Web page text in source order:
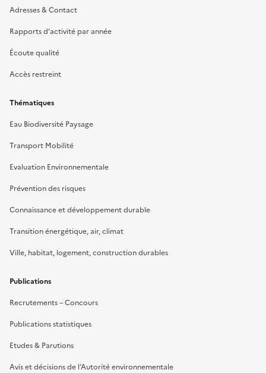
Adresses & Contact
Rapports d’activité par année
Écoute qualité
Accès restreint
Thématiques
Eau Biodiversité Paysage
Transport Mobilité
Evaluation Environnementale
Prévention des risques
Connaissance et développement durable
Transition énergétique, air, climat
Ville, habitat, logement, construction durables
Publications
Recrutements – Concours
Publications statistiques
Etudes & Parutions
Avis et décisions de l’Autorité environnementale